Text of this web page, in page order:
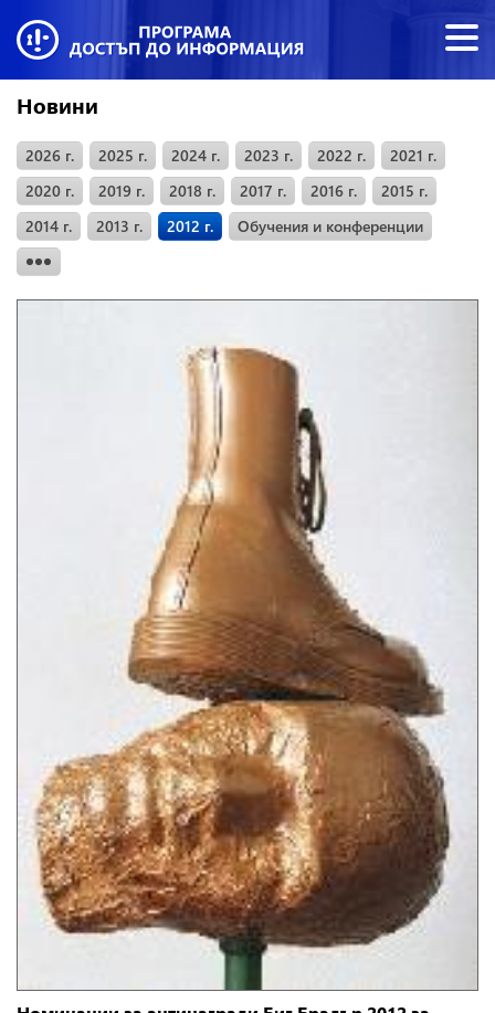
Новини
2026 г. 2025 г. 2024 г. 2023 г. 2022 г.
2021 г.
2020 г.
2019 г. 2018 г. 2017 г. 2016 г.
2015 г.
2014 г.
2013 г. 2012 г. Обучения и конференции